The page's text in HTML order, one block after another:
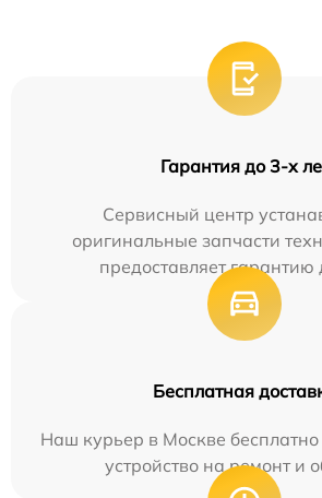
Гарантия до 3-х
Сервисный центр
оригинальные запчасти
предоставляет гарантию
Бесплатная
Наш курьер в Москве
устройство на ремонт и